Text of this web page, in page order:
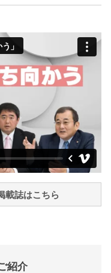
載誌はこちら
紹介